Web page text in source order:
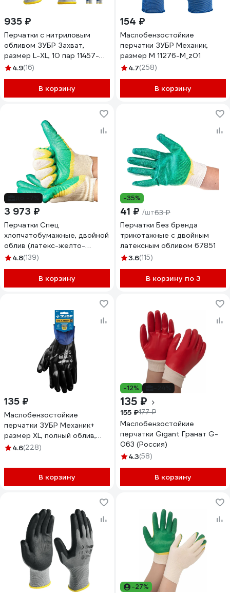
935 ₽
Перчатки с нитриловым
обливом ЗУБР Захват,
размер L-XL, 10 пар 11457-
K104.9(16)
В корзину
154 ₽
Маслобензостойкие
перчатки ЗУБР Механик,
размер M 11276-M_z01
4.7(258)
В корзину
3 973 ₽
Перчатки Спец
хлопчатобумажные, двойной
облив (латекс-желто-
зеленый), 13 класс,
4.8(139)
В корзину
-35%
41 ₽ /шт63 ₽
Перчатки Без бренда
трикотажные с двойным
латексным обливом 67851
3.6(115)
В корзину по 3
135 ₽
Маслобензостойкие
перчатки ЗУБР Механик+
размер XL, полный облив,
тонкие 11279-XL
4.6(228)
В корзину
-12%
135 ₽
155 ₽177 ₽
Маслобензостойкие
перчатки Gigant Гранат G-
063 (Россия)
4.3(58)
В корзину
-27%